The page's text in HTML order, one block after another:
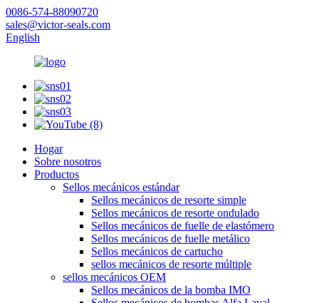
0086-574-88090720
sales@victor-seals.com
English
Hogar
Sobre nosotros
Productos
Sellos mecánicos estándar
Sellos mecánicos de resorte simple
Sellos mecánicos de resorte ondulado
Sellos mecánicos de fuelle de elastómero
Sellos mecánicos de fuelle metálico
Sellos mecánicos de cartucho
sellos mecánicos de resorte múltiple
sellos mecánicos OEM
Sellos mecánicos de la bomba IMO